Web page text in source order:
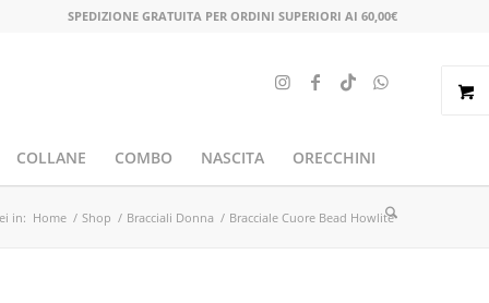
SPEDIZIONE GRATUITA PER ORDINI SUPERIORI AI 60,00€
COLLANE COMBO NASCITA ORECCHINI
in: Home / Shop / Bracciali Donna / Bracciale Cuore Bead Howlite